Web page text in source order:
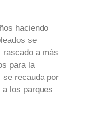
haciendo
se
rascado a más
para la
se recauda por
los parques